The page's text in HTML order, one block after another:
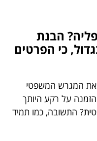
אפליה? הבנת
כי הפרטים
את המגרש המשפטי
על רקע היותך
התשובה, כמו תמיד